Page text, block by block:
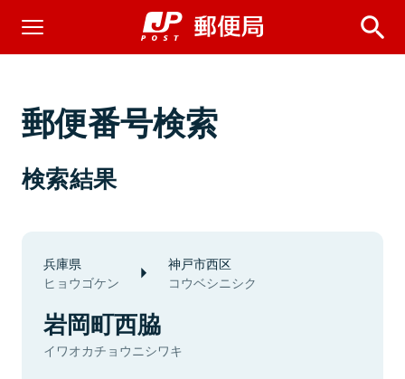
郵便番号検索
検索結果
兵庫県
ヒョウゴケン
神戸市西区
コウベシニシク
岩岡町西脇
イワオカチョウニシワキ